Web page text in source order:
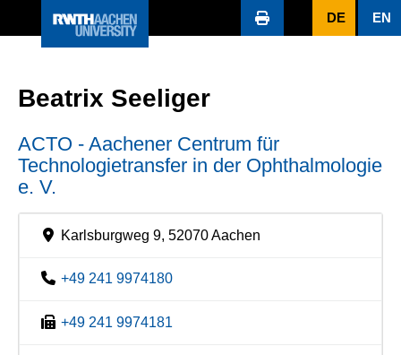
DE EN
Beatrix Seeliger
ACTO - Aachener Centrum für
Technologietransfer in der Ophthalmologie
e. V.
Karlsburgweg 9, 52070 Aachen
+49 241 9974180
+49 241 9974181